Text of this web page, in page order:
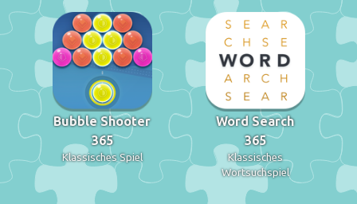
Bubble Shooter
365
Klassisches Spiel
Word Search
365
Klassisches
Wortsuchspiel